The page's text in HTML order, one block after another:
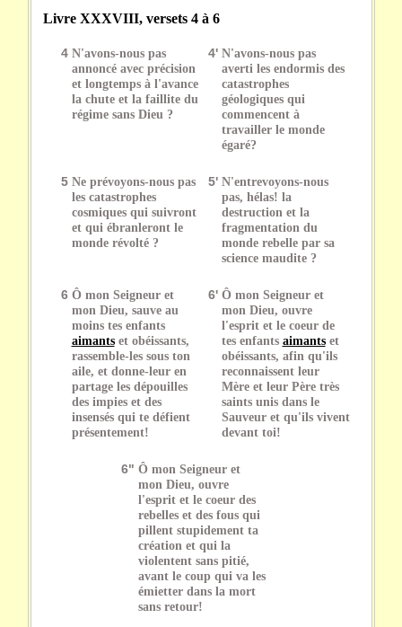
Livre XXXVIII, versets 4 à 6
4 N'avons-nous pas
annoncé avec précision
et longtemps à l'avance
la chute et la faillite du
régime sans Dieu ?
4' N'avons-nous pas
averti les endormis des
catastrophes
géologiques qui
commencent à
travailler le monde
égaré?
5 Ne prévoyons-nous pas
les catastrophes
cosmiques qui suivront
et qui ébranleront le
monde révolté ?
5' N'entrevoyons-nous
pas, hélas! la
destruction et la
fragmentation du
monde rebelle par sa
science maudite ?
6 Ô mon Seigneur et
mon Dieu, sauve au
moins tes enfants
aimantset obéissants,
rassemble-les sous ton
aile, et donne-leur en
partage les dépouilles
des impies et des
insensés qui te défient
présentement!
6' Ô mon Seigneur et
mon Dieu, ouvre
l'esprit et le coeur de
tes enfants aimantset
obéissants, afin qu'ils
reconnaissent leur
Mère et leur Père très
saints unis dans le
Sauveur et qu'ils vivent
devant toi!
6" Ô mon Seigneur et
mon Dieu, ouvre
l'esprit et le coeur des
rebelles et des fous qui
pillent stupidement ta
création et qui la
violentent sans pitié,
avant le coup qui va les
émietter dans la mort
sans retour!